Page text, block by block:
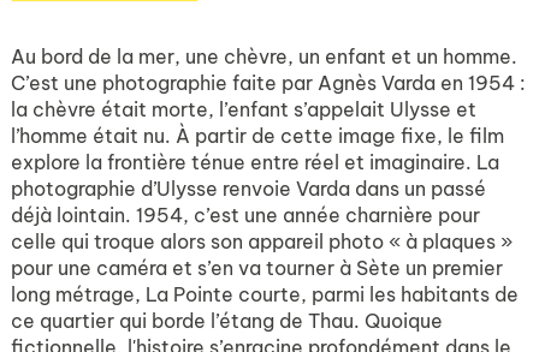
Au bord de la mer, une chèvre, un enfant et un homme.
C’est une photographie faite par Agnès Varda en 1954 :
la chèvre était morte, l’enfant s’appelait Ulysse et
l’homme était nu. À partir de cette image fixe, le film
explore la frontière ténue entre réel et imaginaire. La
photographie d’Ulysse renvoie Varda dans un passé
déjà lointain. 1954, c’est une année charnière pour
celle qui troque alors son appareil photo « à plaques »
pour une caméra et s’en va tourner à Sète un premier
long métrage, La Pointe courte, parmi les habitants de
ce quartier qui borde l’étang de Thau. Quoique
fictionnelle, l'histoire s’enracine profondément dans le